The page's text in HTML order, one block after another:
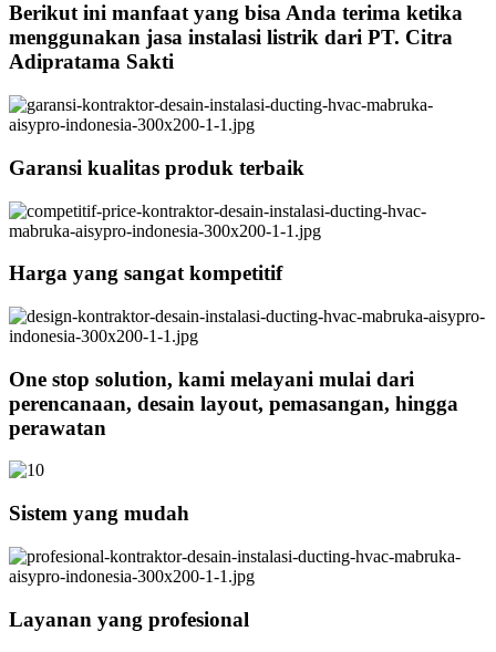
Berikut ini manfaat yang bisa Anda terima ketika
menggunakan jasa instalasi listrik dari PT. Citra
Adipratama Sakti
Garansi kualitas produk terbaik
Harga yang sangat kompetitif
One stop solution, kami melayani mulai dari
perencanaan, desain layout, pemasangan, hingga
perawatan
Sistem yang mudah
Layanan yang profesional